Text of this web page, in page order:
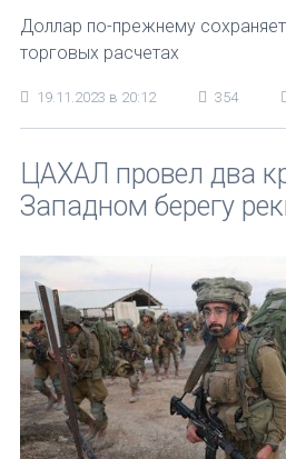
Доллар по-прежнему
торговых расчетах
19.11.2023 в 20:12 354
ЦАХАЛ провел два
Западном берегу